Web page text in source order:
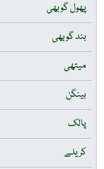
پھول گوبھی
بند گوبھی
میتھی
بینگن
پالک
کریلے